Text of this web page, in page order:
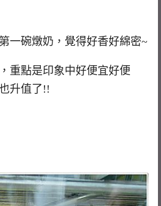
一碗燉奶，覺得好香好綿密~
重點是印象中好便宜好便
升值了!!